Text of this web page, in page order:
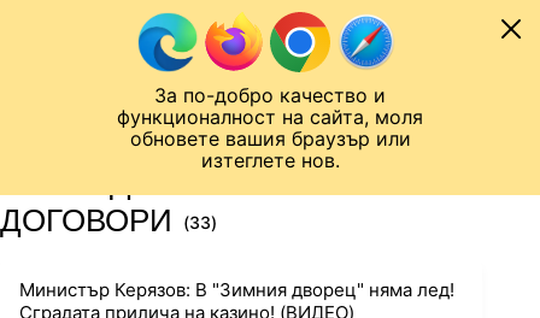
За по-добро качество и
функционалност на сайта, моля
обновете вашия браузър или
изтеглете нов.
Към съдържанието
Лига на Конференциите
ДОГОВОРИ
(33)
Министър Керязов: В "Зимния дворец" няма лед!
Сградата прилича на казино! (ВИДЕО)